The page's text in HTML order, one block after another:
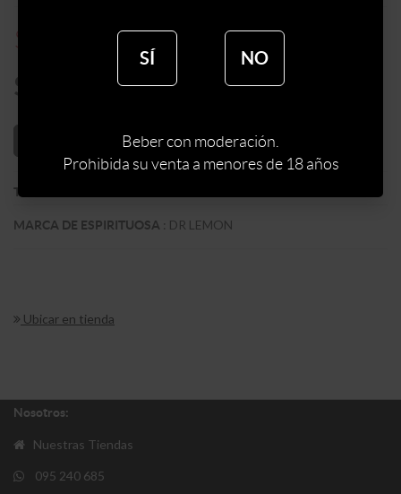
$ $139
$
AÑADIR AL CARRITO
TIPO DE ESPIRITUOSA
MARCA DE ESPIRITUOSA : DR LEMON
Ubicar en tienda
Nosotros:
Nuestras Tiendas
095 240 685
SÍ NO
Beber con moderación.
Prohibida su venta a menores de 18 años